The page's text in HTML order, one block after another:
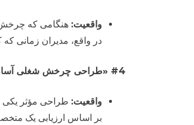
واقعیت: هنگامی که
در واقع، مدیران زمانی که
#4 «طراحی چرخش شغلی آسان است.»
واقعیت: طراحی مؤثر یکی
بر اساس ارزیابی یک